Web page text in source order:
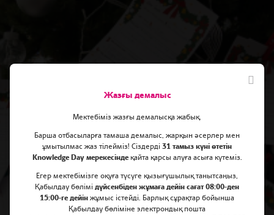
“Солнышко” балалар үйіне
шуақты күндер сыйлайық!
Жазғы демалыс
Мектебіміз жазғы демалысқа жабық.
Барша отбасыларға тамаша демалыс, жарқын әсерлер мен
ұмытылмас жаз тілейміз! Сіздерді 31 тамыз күні өтетін
Knowledge Day мерекесіндеқайта қарсы алуға асыға күтеміз.
Егер мектебімізге оқуға түсуге қызығушылық танытсаңыз,
Қабылдау бөлімі дүйсенбіден жұмаға дейін сағат 08:00-ден
15:00-ге дейін жұмыс істейді. Барлық сұрақтар бойынша
Қабылдау бөліміне электрондық пошта